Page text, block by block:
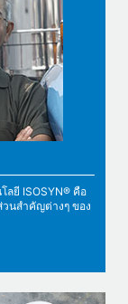
ลยี ISOSYN® คือ
วนสำคัญต่างๆ ของ